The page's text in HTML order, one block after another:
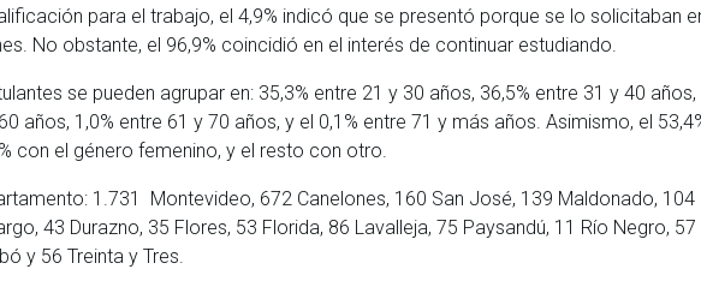
para el trabajo, el 4,9% indicó que se presentó porque se lo solicitaban
No obstante, el 96,9% coincidió en el interés de continuar estudiando.
se pueden agrupar en: 35,3% entre 21 y 30 años, 36,5% entre 31 y 40 años,
años, 1,0% entre 61 y 70 años, y el 0,1% entre 71 y más años. Asimismo, el
con el género femenino, y el resto con otro.
1.731 Montevideo, 672 Canelones, 160 San José, 139 Maldonado, 104
43 Durazno, 35 Flores, 53 Florida, 86 Lavalleja, 75 Paysandú, 11 Río Negro, 57
y 56 Treinta y Tres.